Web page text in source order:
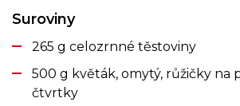
Suroviny
265 g celozrnné těstoviny
500 g květák, omytý, růžičky na
čtvrtky